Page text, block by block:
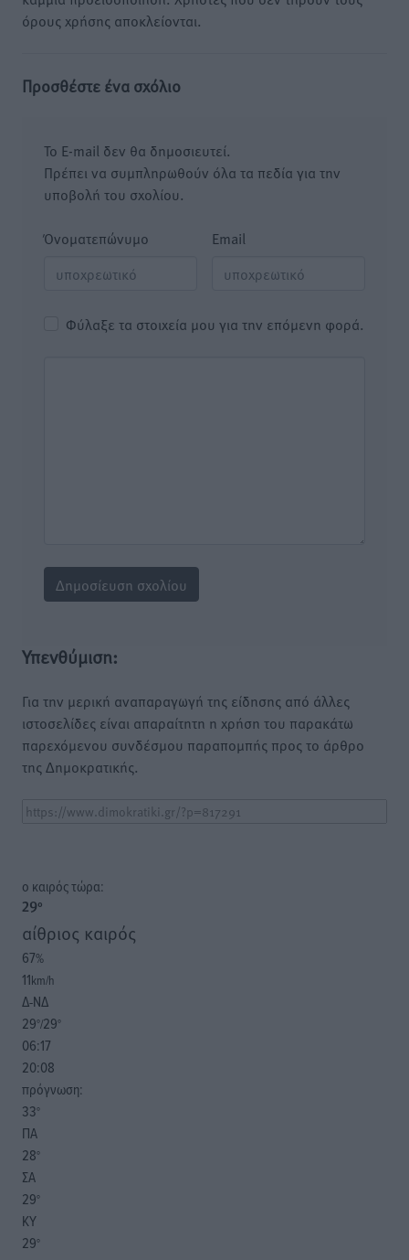
όρους χρήσης αποκλείονται.
Προσθέστε ένα σχόλιο
Το E-mail δεν θα δημοσιευτεί.
Πρέπει να συμπληρωθούν όλα τα πεδία για την
υποβολή του σχολίου.
Όνοματεπώνυμο Email
Φύλαξε τα στοιχεία μου για την επόμενη φορά.
Υπενθύμιση:
Για την μερική αναπαραγωγή της είδησης από άλλες
ιστοσελίδες είναι απαραίτητη η χρήση του παρακάτω
παρεχόμενου συνδέσμου παραπομπής προς το άρθρο
της Δημοκρατικής.
o καιρός τώρα:
29°
αίθριος καιρός
67%
11km/h
Δ-ΝΔ
29°/29°
06:17
20:08
πρόγνωση:
33°
ΠΑ
28°
ΣΑ
29°
ΚΥ
29°